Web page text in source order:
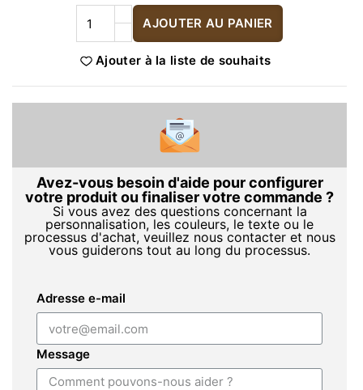
AJOUTER AU PANIER
Ajouter à la liste de souhaits
Avez-vous besoin d'aide pour configurer
votre produit ou finaliser votre commande ?
Si vous avez des questions concernant la
personnalisation, les couleurs, le texte ou le
processus d'achat, veuillez nous contacter et nous
vous guiderons tout au long du processus.
Adresse e-mail
Message